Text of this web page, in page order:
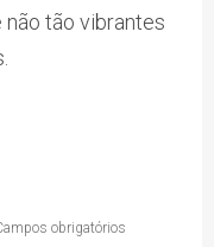
tão vibrantes
obrigatórios